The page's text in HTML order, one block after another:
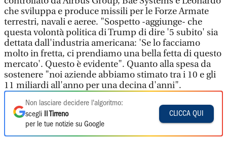
che sviluppa e produce missili per le Forze Armate
terrestri, navali e aeree. "Sospetto -aggiunge- che
questa volontà politica di Trump di dire '5 subito' sia
dettata dall'industria americana: 'Se lo facciamo
molto in fretta, ci prendiamo una bella fetta di questo
mercato'. Questo è evidente". Quanto alla spesa da
sostenere "noi aziende abbiamo stimato tra i 10 e gli
11 miliardi all'anno per una decina d'anni".
Non lasciare decidere l'algoritmo:
scegli
Il Tirreno
per le tue notizie su Google
CLICCA QUI